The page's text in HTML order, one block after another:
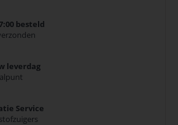
besteld
leverdag
Service